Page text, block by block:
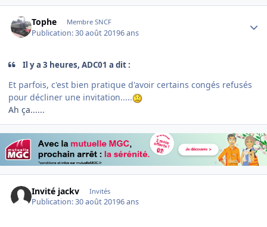
Tophe Membre SNCF
Publication:30 août 20196 ans
Il y a 3 heures, ADC01 a dit :
Et parfois, c'est bien pratique d'avoir certains congés refusés
pour décliner une invitation.....
Ah ça......
Invité jackv Invités
Publication:30 août 20196 ans